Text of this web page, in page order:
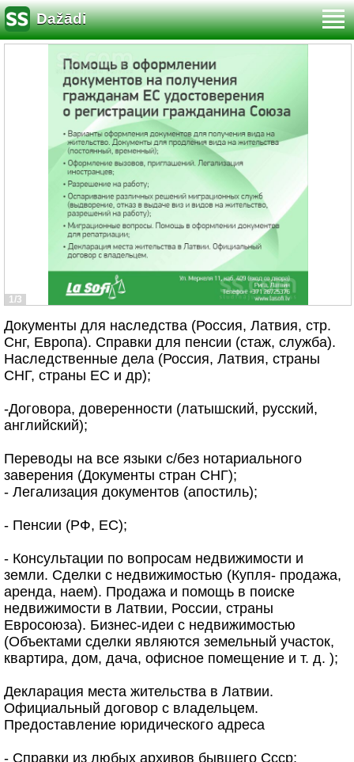
Dažādi
1/3
Документы для наследства (Россия, Латвия, стр.
Снг, Европа). Справки для пенсии (стаж, служба).
Наследственные дела (Россия, Латвия, страны
СНГ, страны ЕС и др);
-Договора, доверенности (латышский, русский,
английский);
Переводы на все языки с/без нотариального
заверения (Документы стран СНГ);
- Легализация документов (апостиль);
- Пенсии (РФ, ЕС);
- Консультации по вопросам недвижимости и
земли. Сделки с недвижимостью (Купля- продажа,
аренда, наем). Продажа и помощь в поиске
недвижимости в Латвии, России, страны
Евросоюза). Бизнес-идеи с недвижимостью
(Объектами сделки являются земельный участок,
квартира, дом, дача, офисное помещение и т. д. );
Декларация места жительства в Латвии.
Официальный договор с владельцем.
Предоставление юридического адреса
- Справки из любых архивов бывшего Ссср;